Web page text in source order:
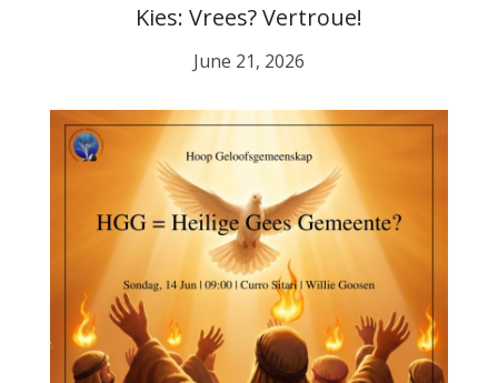
Kies: Vrees? Vertroue!
June 21, 2026